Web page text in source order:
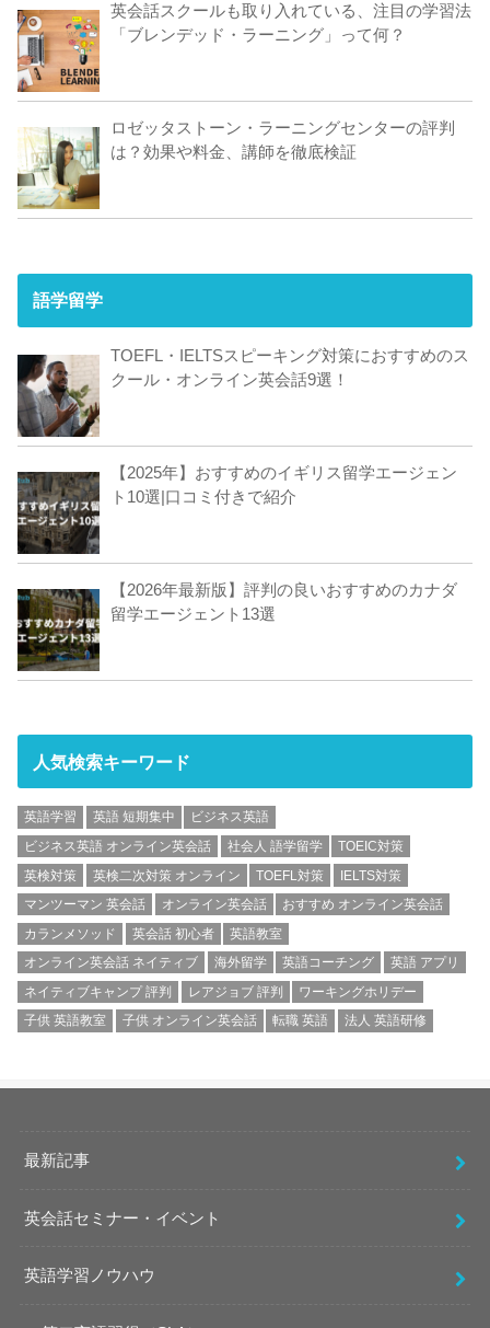
英会話スクールも取り入れている、注目の学習法
「ブレンデッド・ラーニング」って何？
ロゼッタストーン・ラーニングセンターの評判
は？効果や料金、講師を徹底検証
語学留学
TOEFL・IELTSスピーキング対策におすすめのス
クール・オンライン英会話9選！
【2025年】おすすめのイギリス留学エージェン
ト10選|口コミ付きで紹介
【2026年最新版】評判の良いおすすめのカナダ
留学エージェント13選
人気検索キーワード
英語学習 英語 短期集中
ビジネス英語
ビジネス英語 オンライン英会話
社会人 語学留学
TOEIC対策
英検対策
英検二次対策 オンライン TOEFL対策
IELTS対策
マンツーマン 英会話
オンライン英会話
おすすめ オンライン英会話
カランメソッド
英会話 初心者
英語教室
オンライン英会話 ネイティブ
海外留学 英語コーチング
英語 アプリ
ネイティブキャンプ 評判
レアジョブ 評判
ワーキングホリデー
子供 英語教室
子供 オンライン英会話 転職 英語 法人 英語研修
最新記事
英会話セミナー・イベント
英語学習ノウハウ